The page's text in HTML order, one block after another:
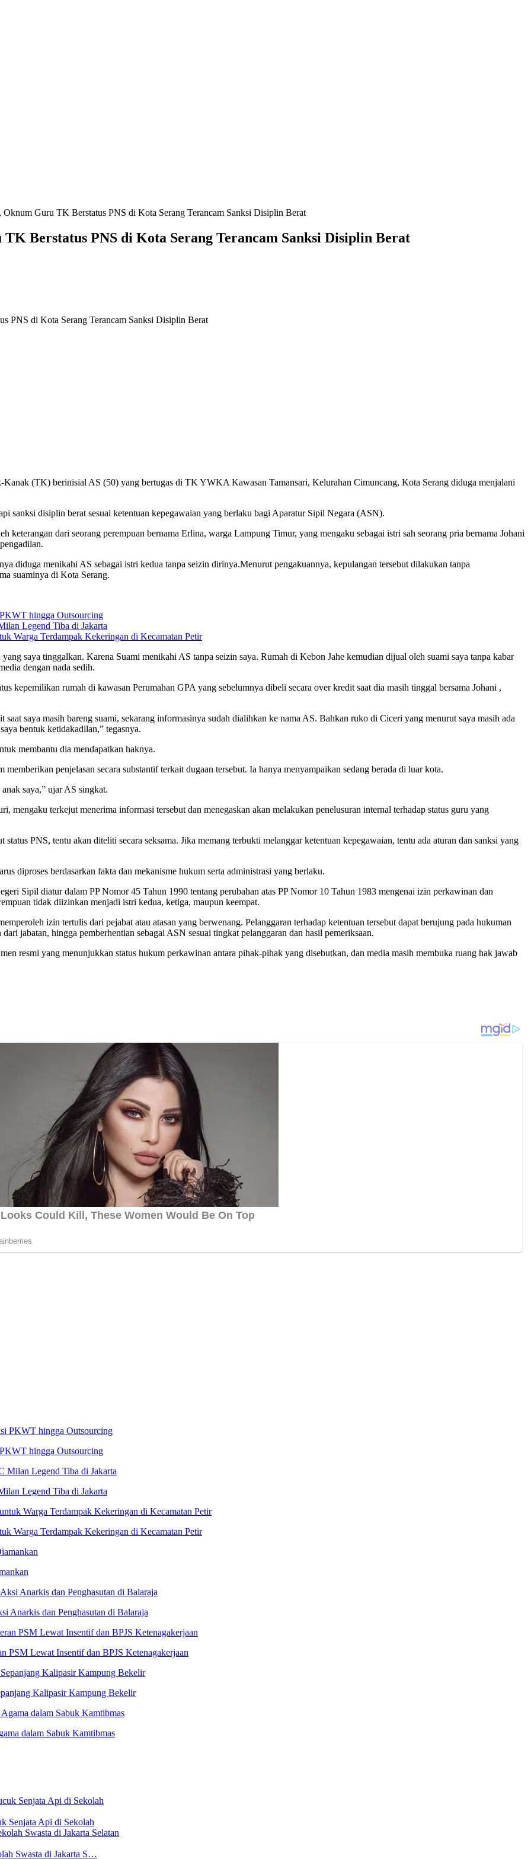
Guru TK Berstatus PNS di Kota Serang Terancam Sanksi Disiplin Berat
Berstatus PNS di Kota Serang Terancam Sanksi Disiplin Berat
(TK) berinisial AS (50) yang bertugas di TK YWKA Kawasan Tamansari, Kelurahan Cimuncang, Kota Serang diduga menjalani
sanksi disiplin berat sesuai ketentuan kepegawaian yang berlaku bagi Aparatur Sipil Negara (ASN).
keterangan dari seorang perempuan bernama Erlina, warga Lampung Timur, yang mengaku sebagai istri sah seorang pria bernama Johani
diduga menikahi AS sebagai istri kedua tanpa seizin dirinya.Menurut pengakuannya, kepulangan tersebut dilakukan tanpa
suaminya di Kota Serang.
hingga Outsourcing
Legend Tiba di Jakarta
Warga Terdampak Kekeringan di Kecamatan Petir
saya tinggalkan. Karena Suami menikahi AS tanpa seizin saya. Rumah di Kebon Jahe kemudian dijual oleh suami saya tanpa kabar
dengan nada sedih.
kepemilikan rumah di kawasan Perumahan GPA yang sebelumnya dibeli secara over kredit saat dia masih tinggal bersama Johani ,
saya masih bareng suami, sekarang informasinya sudah dialihkan ke nama AS. Bahkan ruko di Ciceri yang menurut saya masih ada
bentuk ketidakadilan,” tegasnya.
membantu dia mendapatkan haknya.
penjelasan secara substantif terkait dugaan tersebut. Ia hanya menyampaikan sedang berada di luar kota.
saya,” ujar AS singkat.
terkejut menerima informasi tersebut dan menegaskan akan melakukan penelusuran internal terhadap status guru yang
PNS, tentu akan diteliti secara seksama. Jika memang terbukti melanggar ketentuan kepegawaian, tentu ada aturan dan sanksi yang
diproses berdasarkan fakta dan mekanisme hukum serta administrasi yang berlaku.
Sipil diatur dalam PP Nomor 45 Tahun 1990 tentang perubahan atas PP Nomor 10 Tahun 1983 mengenai izin perkawinan dan
tidak diizinkan menjadi istri kedua, ketiga, maupun keempat.
izin tertulis dari pejabat atau atasan yang berwenang. Pelanggaran terhadap ketentuan tersebut dapat berujung pada hukuman
jabatan, hingga pemberhentian sebagai ASN sesuai tingkat pelanggaran dan hasil pemeriksaan.
resmi yang menunjukkan status hukum perkawinan antara pihak-pihak yang disebutkan, dan media masih membuka ruang hak jawab
hingga Outsourcing
Legend Tiba di Jakarta
Warga Terdampak Kekeringan di Kecamatan Petir
Anarkis dan Penghasutan di Balaraja
PSM Lewat Insentif dan BPJS Ketenagakerjaan
Kalipasir Kampung Bekelir
dalam Sabuk Kamtibmas
Senjata Api di Sekolah
Swasta di Jakarta S…